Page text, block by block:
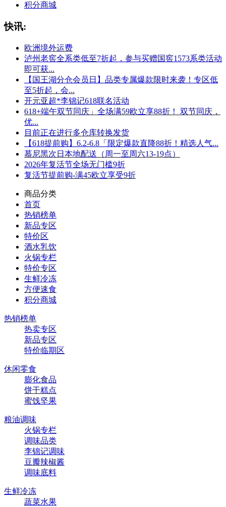
积分商城
快讯:
欧洲境外运费
泸州老窖全系类低至7折起，参与买赠国窖1573系类活动
即可获...
【国王湖分仓会员日】品类专属爆款限时来袭！专区低
至5折起，会...
开元亚超*李锦记618联名活动
618+端午双节同庆」全场满59欧立享88折！ 双节同庆，
优...
目前正在进行多仓库转换发货
【618提前购】6.2-6.8「限定爆款直降88折！精选人气...
慕尼黑次日本地配送（周一至周六13-19点）
2026年复活节全场无门槛9折
复活节提前购-满45欧立享受9折
商品分类
首页
热销榜单
新品专区
特价区
酒水乳饮
火锅专栏
特价专区
生鲜冷冻
方便速食
积分商城
热销榜单
热卖专区
新品专区
特价临期区
休闲零食
膨化食品
饼干糕点
蜜饯坚果
粮油调味
火锅专栏
调味品类
李锦记调味
豆瓣辣椒酱
调味底料
生鲜冷冻
蔬菜水果